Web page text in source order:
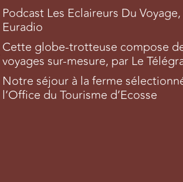
Podcast Les Eclaireurs Du
Euradio
Cette globe-trotteuse compose
voyages sur-mesure, par Le
Notre séjour à la ferme
l’Office du Tourisme d’Ecosse